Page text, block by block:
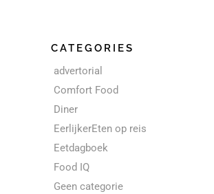
CATEGORIES
advertorial
Comfort Food
Diner
EerlijkerEten op reis
Eetdagboek
Food IQ
Geen categorie